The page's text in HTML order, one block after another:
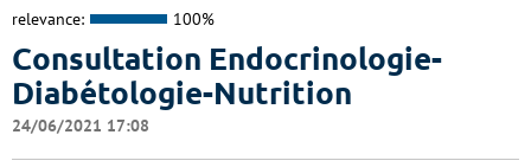
relevance: 100%
Consultation Endocrinologie-
Diabétologie-Nutrition
24/06/2021 17:08